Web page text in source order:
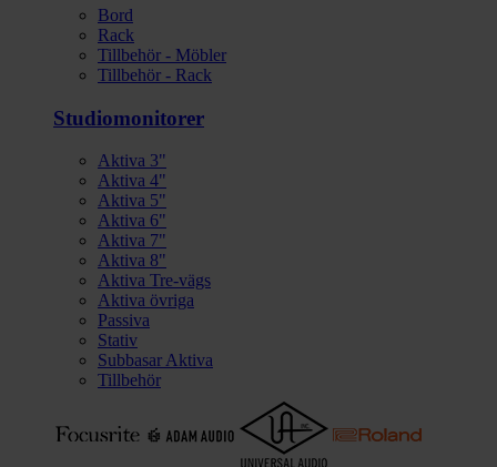
Bord
Rack
Tillbehör - Möbler
Tillbehör - Rack
Studiomonitorer
Aktiva 3"
Aktiva 4"
Aktiva 5"
Aktiva 6"
Aktiva 7"
Aktiva 8"
Aktiva Tre-vägs
Aktiva övriga
Passiva
Stativ
Subbasar Aktiva
Tillbehör